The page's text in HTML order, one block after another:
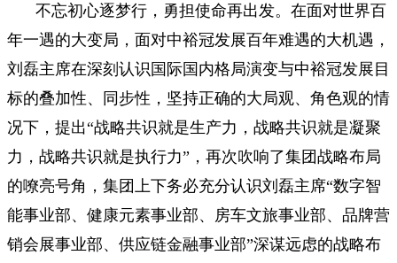
不忘初心逐梦行，勇担使命再出发。在面对世界百
年一遇的大变局，面对中裕冠发展百年难遇的大机遇，
刘磊主席在深刻认识国际国内格局演变与中裕冠发展目
标的叠加性、同步性，坚持正确的大局观、角色观的情
况下，提出“战略共识就是生产力，战略共识就是凝聚
力，战略共识就是执行力”，再次吹响了集团战略布局
的嘹亮号角，集团上下务必充分认识刘磊主席“数字智
能事业部、健康元素事业部、房车文旅事业部、品牌营
销会展事业部、供应链金融事业部”深谋远虑的战略布